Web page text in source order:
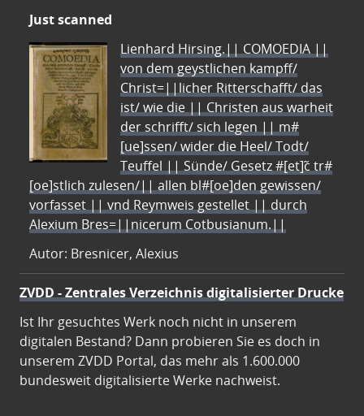
Just scanned
Lienhard Hirsing.|| COMOEDIA ||
von dem geystlichen kampff/
Christ=||licher Ritterschafft/ das
ist/ wie die || Christen aus warheit
der schrifft/ sich legen || m#
[ue]ssen/ wider die Heel/ Todt/
Teuffel || Sünde/ Gesetz #[et]c̃ tr#
[oe]stlich zulesen/|| allen bl#[oe]den gewissen/
vorfasset || vnd Reymweis gestellet || durch
Alexium Bres=||nicerum Cotbusianum.||
Autor: Bresnicer, Alexius
ZVDD - Zentrales Verzeichnis digitalisierter Drucke
Ist Ihr gesuchtes Werk noch nicht in unserem
digitalen Bestand? Dann probieren Sie es doch in
unserem ZVDD Portal, das mehr als 1.600.000
bundesweit digitalisierte Werke nachweist.